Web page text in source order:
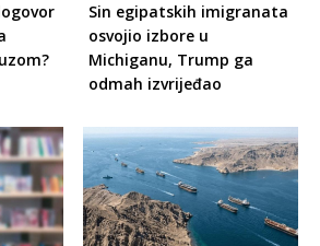
Sin egipatskih imigranata
osvojio izbore u
Michiganu, Trump ga
odmah izvrijeđao